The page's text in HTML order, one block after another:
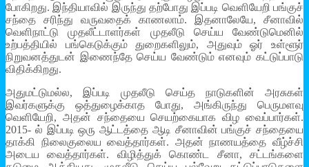
போகிறது. இந்தியாவில் இருந்து தற்போது இப்படி வெளியேறி பங்குச்
சந்தை சரிந்து வருவதைக் காணலாம். இதனாலேயே, சீனாவில்
வெளிநாட்டு முதலீட்டாளர்கள் முதலீடு செய்ய வேண்டுமெனில்
உற்பத்தியில் பங்கெடுக்கும் துறைகளிலும், அதுவும் ஓர் உள்ளூர்
நிறுவனத்துடன் இணைந்தே செய்ய வேண்டும் எனவும் கட்டுப்பாடு
விதிக்கிறது.
அதுமட்டுமல்ல, இப்படி முதலீடு செய்த நாடுகளின் அரசுகள்
இவர்களுக்கு ஒத்துழைக்காத போது, அங்கிருந்து பெருமளவு
வெளியேறி, அதன் சந்தையை செயற்கையாக விழ வைப்பார்கள்.
2015- ல் இப்படி ஒரு ஆட்டத்தை ஆடி சீனாவின் பங்குச் சந்தையை
தாக்கி நிலைகுலைய வைத்தார்கள். அதன் நாணயத்தை வீழ்ச்சி
அடைய வைத்தார்கள். விழித்துக் கொண்ட சீனா, சட்டங்களை